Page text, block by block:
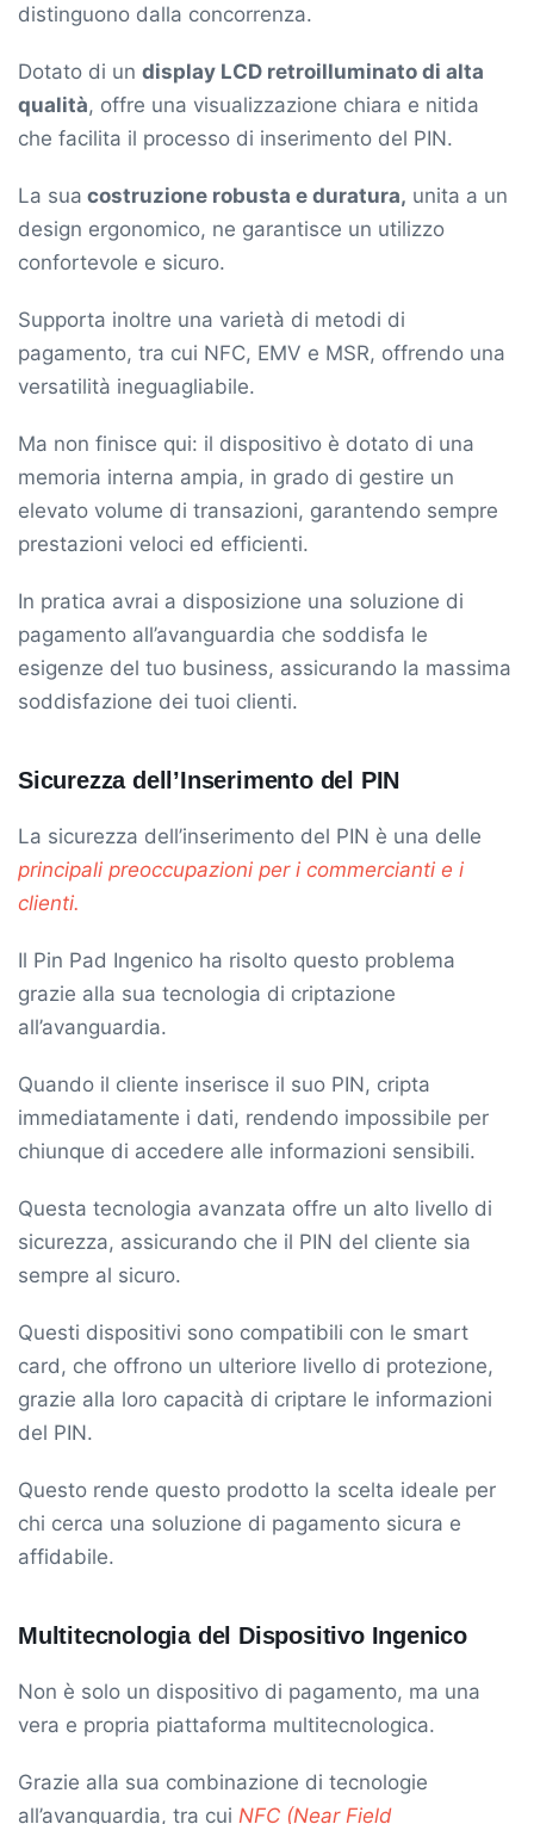
distinguono dalla concorrenza.
Dotato di un display LCD retroilluminato di alta
qualità, offre una visualizzazione chiara e nitida
che facilita il processo di inserimento del PIN.
La sua costruzione robusta e duratura, unita a un
design ergonomico, ne garantisce un utilizzo
confortevole e sicuro.
Supporta inoltre una varietà di metodi di
pagamento, tra cui NFC, EMV e MSR, offrendo una
versatilità ineguagliabile.
Ma non finisce qui: il dispositivo è dotato di una
memoria interna ampia, in grado di gestire un
elevato volume di transazioni, garantendo sempre
prestazioni veloci ed efficienti.
In pratica avrai a disposizione una soluzione di
pagamento all’avanguardia che soddisfa le
esigenze del tuo business, assicurando la massima
soddisfazione dei tuoi clienti.
Sicurezza dell’Inserimento del PIN
La sicurezza dell’inserimento del PIN è una delle
principali preoccupazioni per i commercianti e i
clienti.
Il Pin Pad Ingenico ha risolto questo problema
grazie alla sua tecnologia di criptazione
all’avanguardia.
Quando il cliente inserisce il suo PIN, cripta
immediatamente i dati, rendendo impossibile per
chiunque di accedere alle informazioni sensibili.
Questa tecnologia avanzata offre un alto livello di
sicurezza, assicurando che il PIN del cliente sia
sempre al sicuro.
Questi dispositivi sono compatibili con le smart
card, che offrono un ulteriore livello di protezione,
grazie alla loro capacità di criptare le informazioni
del PIN.
Questo rende questo prodotto la scelta ideale per
chi cerca una soluzione di pagamento sicura e
affidabile.
Multitecnologia del Dispositivo Ingenico
Non è solo un dispositivo di pagamento, ma una
vera e propria piattaforma multitecnologica.
Grazie alla sua combinazione di tecnologie
all’avanguardia, tra cui NFC (Near Field